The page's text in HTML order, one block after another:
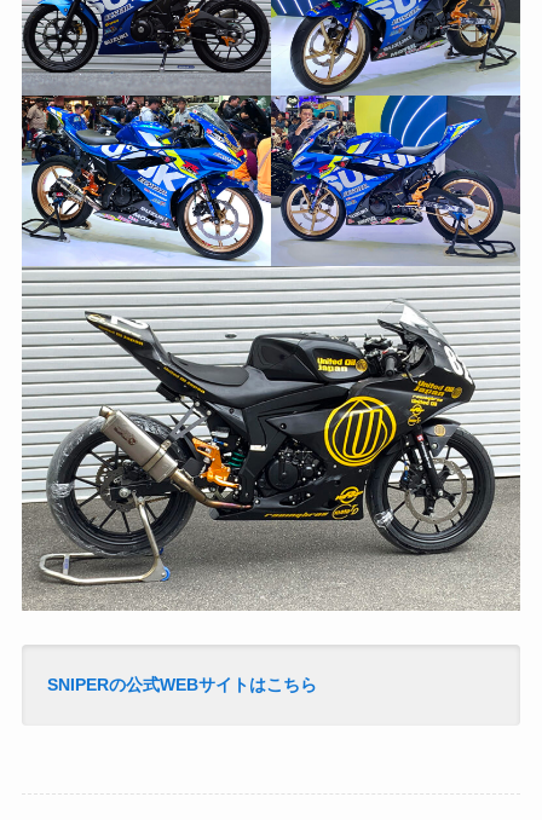
SNIPERの公式WEBサイトはこちら